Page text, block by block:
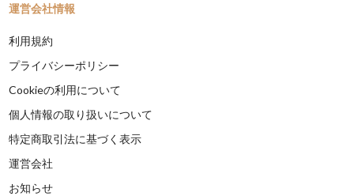
運営会社情報
利用規約
プライバシーポリシー
Cookieの利用について
個人情報の取り扱いについて
特定商取引法に基づく表示
運営会社
お知らせ